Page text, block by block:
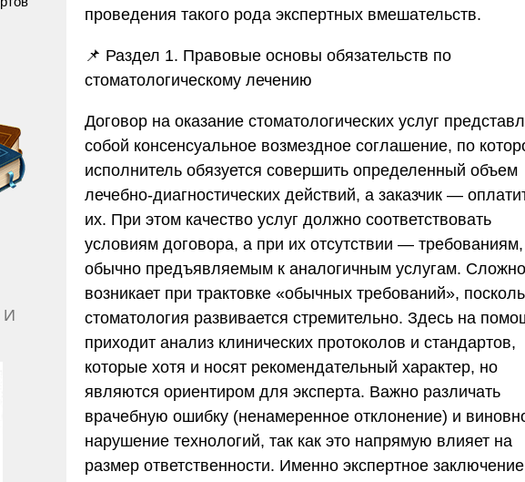
проведения такого рода экспертных вмешательств.
📌 Раздел 1. Правовые основы обязательств по
стоматологическому лечению
Договор на оказание стоматологических услуг
собой консенсуальное возмездное соглашение, по
исполнитель обязуется совершить определенный объем
лечебно-диагностических действий, а заказчик —
их. При этом качество услуг должно соответствовать
условиям договора, а при их отсутствии — требованиям,
обычно предъявляемым к аналогичным услугам.
возникает при трактовке «обычных требований»,
стоматология развивается стремительно. Здесь на
приходит анализ клинических протоколов и стандартов,
которые хотя и носят рекомендательный характер, но
являются ориентиром для эксперта. Важно различать
врачебную ошибку (ненамеренное отклонение) и
нарушение технологий, так как это напрямую влияет на
размер ответственности. Именно экспертное заключение
И